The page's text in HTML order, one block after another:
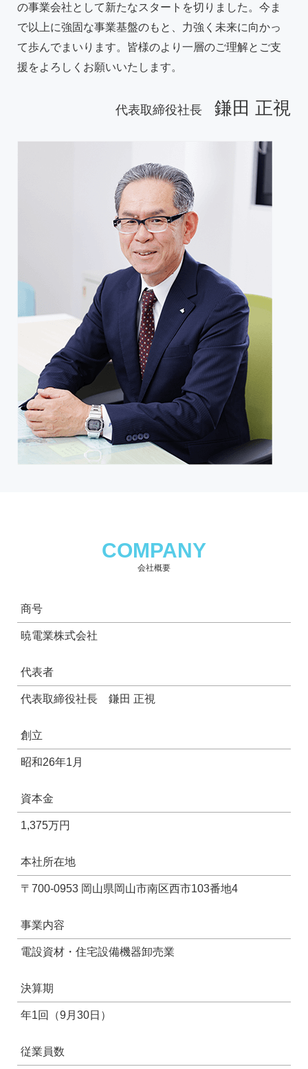
の事業会社として新たなスタートを切りました。今ま
で以上に強固な事業基盤のもと、力強く未来に向かっ
て歩んでまいります。皆様のより一層のご理解とご支
援をよろしくお願いいたします。
代表取締役社長 鎌田 正視
COMPANY
会社概要
商号
暁電業株式会社
代表者
代表取締役社長 鎌田 正視
創立
昭和26年1月
資本金
1,375万円
本社所在地
〒700-0953 岡山県岡山市南区西市103番地4
事業内容
電設資材・住宅設備機器卸売業
決算期
年1回（9月30日）
従業員数